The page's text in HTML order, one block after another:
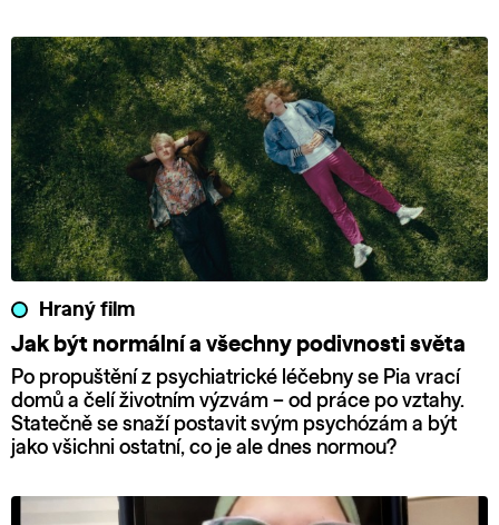
Hraný film
Jak být normální a všechny podivnosti světa
Po propuštění z psychiatrické léčebny se Pia vrací
domů a čelí životním výzvám – od práce po vztahy.
Statečně se snaží postavit svým psychózám a být
jako všichni ostatní, co je ale dnes normou?